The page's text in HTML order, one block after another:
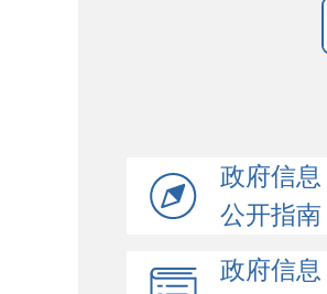
政府信息
公开指南
政府信息